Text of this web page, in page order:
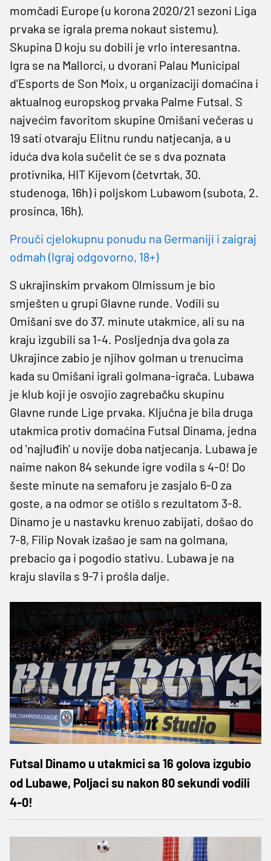
momčadi Europe (u korona 2020/21 sezoni Liga
prvaka se igrala prema nokaut sistemu).
Skupina D koju su dobili je vrlo interesantna.
Igra se na Mallorci, u dvorani Palau Municipal
d'Esports de Son Moix, u organizaciji domaćina i
aktualnog europskog prvaka Palme Futsal. S
najvećim favoritom skupine Omišani večeras u
19 sati otvaraju Elitnu rundu natjecanja, a u
iduća dva kola sučelit će se s dva poznata
protivnika, HIT Kijevom (četvrtak, 30.
studenoga, 16h) i poljskom Lubawom (subota, 2.
prosinca, 16h).
Prouči cjelokupnu ponudu na Germaniji i zaigraj
odmah (Igraj odgovorno, 18+)
S ukrajinskim prvakom Olmissum je bio
smješten u grupi Glavne runde. Vodili su
Omišani sve do 37. minute utakmice, ali su na
kraju izgubili sa 1-4. Posljednja dva gola za
Ukrajince zabio je njihov golman u trenucima
kada su Omišani igrali golmana-igrača. Lubawa
je klub koji je osvojio zagrebačku skupinu
Glavne runde Lige prvaka. Ključna je bila druga
utakmica protiv domaćina Futsal Dinama, jedna
od 'najluđih' u novije doba natjecanja. Lubawa je
naime nakon 84 sekunde igre vodila s 4-0! Do
šeste minute na semaforu je zasjalo 6-0 za
goste, a na odmor se otišlo s rezultatom 3-8.
Dinamo je u nastavku krenuo zabijati, došao do
7-8, Filip Novak izašao je sam na golmana,
prebacio ga i pogodio stativu. Lubawa je na
kraju slavila s 9-7 i prošla dalje.
Futsal Dinamo u utakmici sa 16 golova izgubio
od Lubawe, Poljaci su nakon 80 sekundi vodili
4-0!